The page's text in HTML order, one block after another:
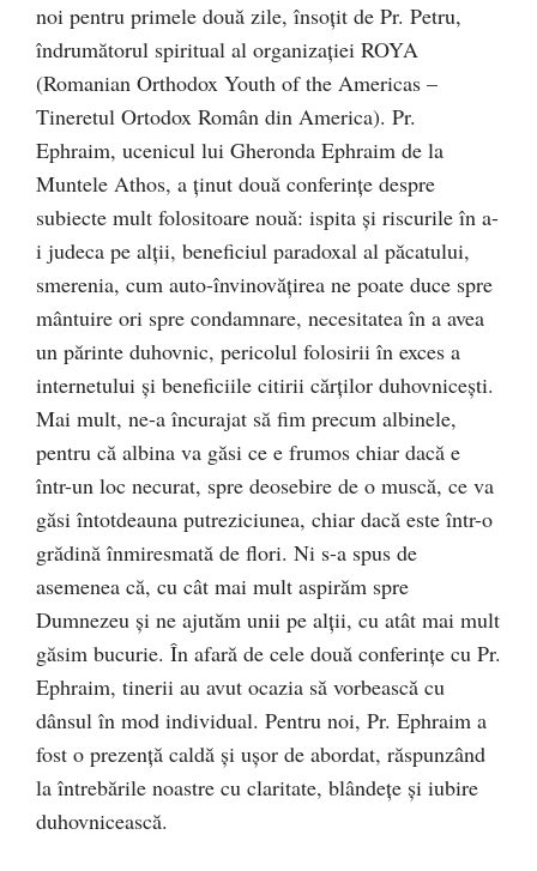
noi pentru primele două zile, însoțit de Pr. Petru,
îndrumătorul spiritual al organizației ROYA
(Romanian Orthodox Youth of the Americas –
Tineretul Ortodox Român din America). Pr.
Ephraim, ucenicul lui Gheronda Ephraim de la
Muntele Athos, a ținut două conferințe despre
subiecte mult folositoare nouă: ispita și riscurile în a-
i judeca pe alții, beneficiul paradoxal al păcatului,
smerenia, cum auto-învinovățirea ne poate duce spre
mântuire ori spre condamnare, necesitatea în a avea
un părinte duhovnic, pericolul folosirii în exces a
internetului și beneficiile citirii cărților duhovnicești.
Mai mult, ne-a încurajat să fim precum albinele,
pentru că albina va găsi ce e frumos chiar dacă e
într-un loc necurat, spre deosebire de o muscă, ce va
găsi întotdeauna putreziciunea, chiar dacă este într-o
grădină înmiresmată de flori. Ni s-a spus de
asemenea că, cu cât mai mult aspirăm spre
Dumnezeu și ne ajutăm unii pe alții, cu atât mai mult
găsim bucurie. În afară de cele două conferințe cu Pr.
Ephraim, tinerii au avut ocazia să vorbească cu
dânsul în mod individual. Pentru noi, Pr. Ephraim a
fost o prezență caldă și ușor de abordat, răspunzând
la întrebările noastre cu claritate, blândețe și iubire
duhovnicească.